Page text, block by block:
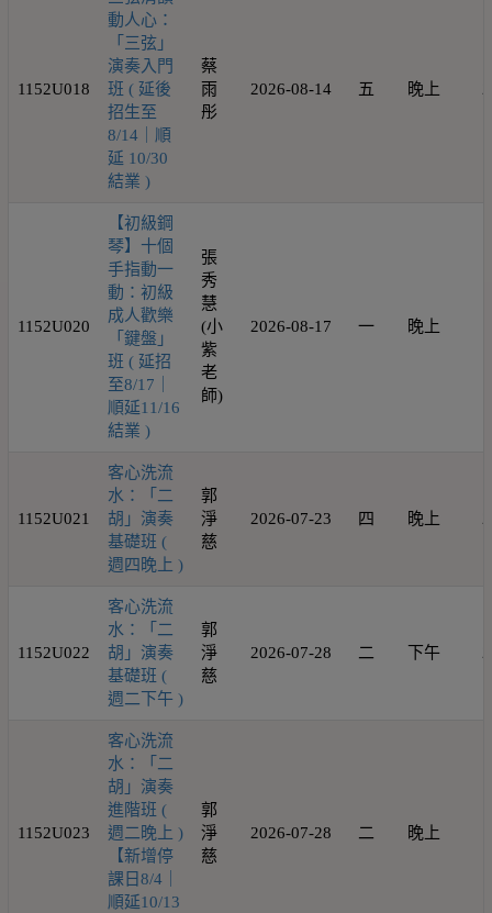
1152U018
動人心：
「三弦」
演奏入門
班 ( 延後
招生至
8/14｜順
延 10/30
結業 )
蔡
雨
彤
2026-08-14 五 晚上
1152U020
【初級鋼
琴】十個
手指動一
動：初級
成人歡樂
「鍵盤」
班 ( 延招
至8/17｜
順延11/16
結業 )
張
秀
慧
(小
紫
老
師)
2026-08-17 一 晚上
1152U021
客心洗流
水：「二
胡」演奏
基礎班 (
週四晚上 )
郭
淨
慈
2026-07-23 四 晚上
1152U022
客心洗流
水：「二
胡」演奏
基礎班 (
週二下午 )
郭
淨
慈
2026-07-28 二 下午
1152U023
客心洗流
水：「二
胡」演奏
進階班 (
週二晚上 )
【新增停
課日8/4｜
順延10/13
郭
淨
慈
2026-07-28 二 晚上